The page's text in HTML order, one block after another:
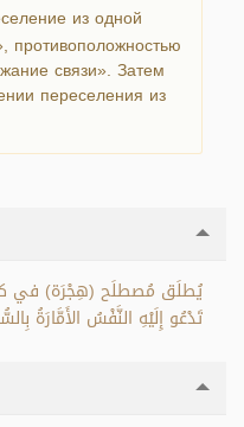
из одной
противоположностью
связи». Затем
переселения из
يُطلَق مُصطلَح (هِجْرَة) في
تَدْعُو إِلَيْهِ النَّفْسُ الأَمَّارَةُ